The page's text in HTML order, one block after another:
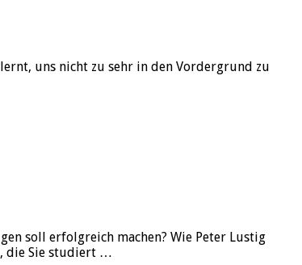
uns nicht zu sehr in den Vordergrund zu
soll erfolgreich machen? Wie Peter Lustig
die Sie studiert …